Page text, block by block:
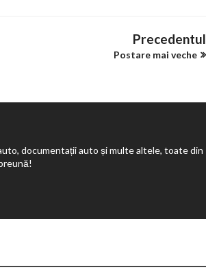
Precedentul
Postare mai veche
documentații auto și multe altele, toate din